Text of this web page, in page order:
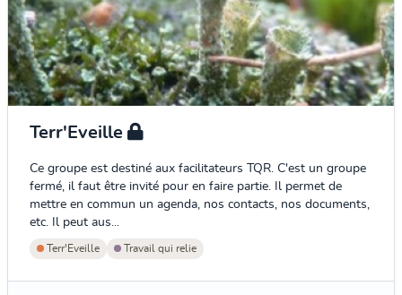
Terr'Eveille
Ce groupe est destiné aux facilitateurs TQR. C'est un groupe
fermé, il faut être invité pour en faire partie. Il permet de
mettre en commun un agenda, nos contacts, nos documents,
etc. Il peut aus...
Terr'Eveille Travail qui relie